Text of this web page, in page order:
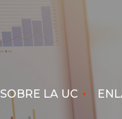
SOBRE LA UC